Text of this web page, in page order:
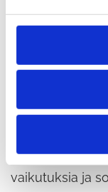
Arvioinnissa
verrataan
ei toteuteta,
Hankkeen
on
vaikutuksia ja